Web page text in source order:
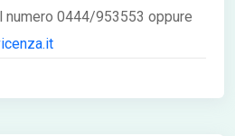
numero 0444/953553 oppure